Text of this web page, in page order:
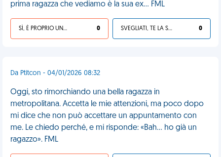
prima ragazza che vediamo è la sua ex... FML
SÌ, È PROPRIO UNA VDM! 0 SVEGLIATI, TE LA SEI CERCATA! 0
Da Ptitcon - 04/01/2026 08:32
Oggi, sto rimorchiando una bella ragazza in
metropolitana. Accetta le mie attenzioni, ma poco dopo
mi dice che non può accettare un appuntamento con
me. Le chiedo perché, e mi risponde: «Bah… ho già un
ragazzo». FML